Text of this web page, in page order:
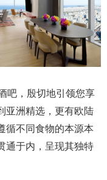
吧，殷切地引领您享
亚洲精选，更有欧陆
循不同食物的本源本
通于内，呈现其独特